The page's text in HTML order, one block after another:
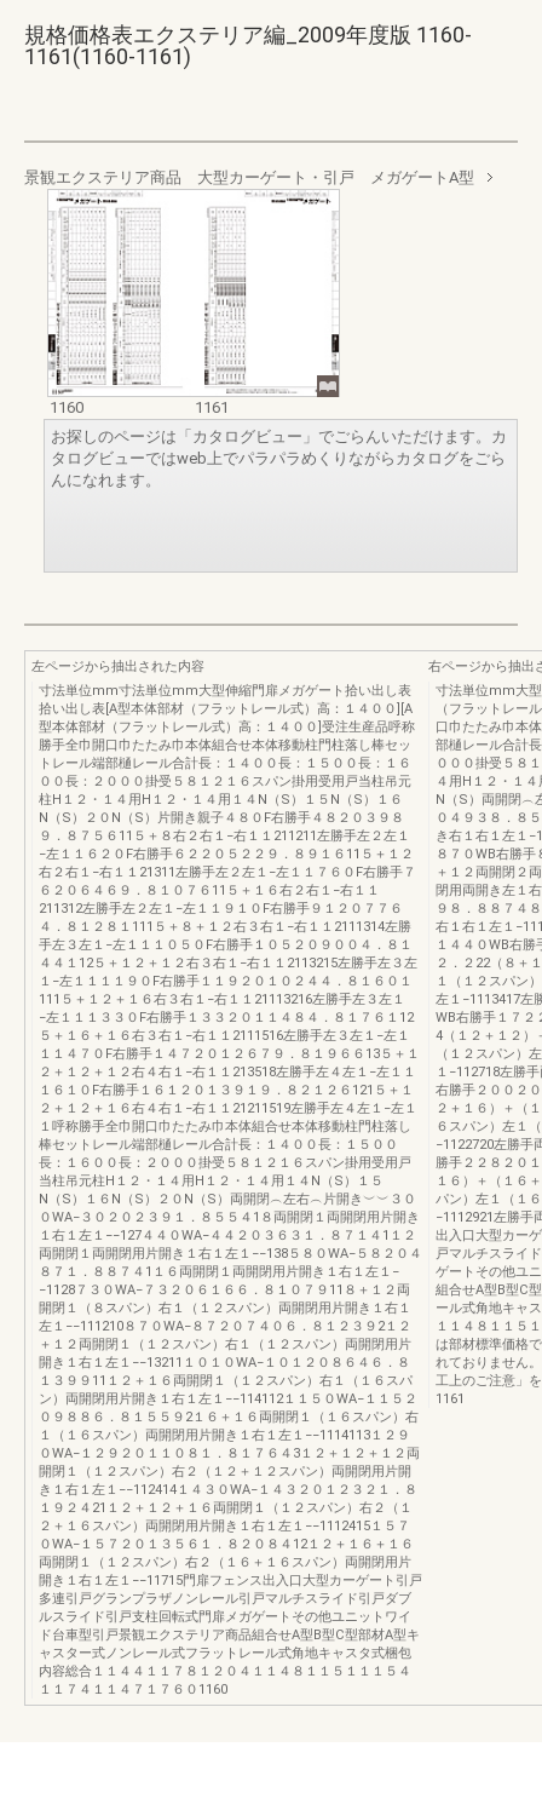
規格価格表エクステリア編_2009年度版 1160-
1161(1160-1161)
景観エクステリア商品 大型カーゲート・引戸 メガゲートA型
1160
1161
お探しのページは「カタログビュー」でごらんいただけます。カ
タログビューではweb上でパラパラめくりながらカタログをごら
んになれます。
左ページから抽出された内容
寸法単位mm寸法単位mm大型伸縮門扉メガゲート拾い出し表
拾い出し表[A型本体部材（フラットレール式）高：１４００][A
型本体部材（フラットレール式）高：１４００]受注生産品呼称
勝手全巾開口巾たたみ巾本体組合せ本体移動柱門柱落し棒セッ
トレール端部樋レール合計長：１４００長：１５００長：１６
００長：２０００掛受５８１２１６スパン掛用受用戸当柱吊元
柱H１２・１４用H１２・１４用１４N（S）１５N（S）１６
N（S）２０N（S）片開き親子４８０F右勝手４８２０３９８
９．８７５６11５＋８右２右１−右１１211211左勝手左２左１
−左１１６２０F右勝手６２２０５２２９．８９１６11５＋１２
右２右１−右１１21311左勝手左２左１−左１１７６０F右勝手７
６２０６４６９．８１０７６11５＋１６右２右１−右１１
211312左勝手左２左１−左１１９１０F右勝手９１２０７７６
４．８１２８１111５＋８＋１２右３右１−右１１2111314左勝
手左３左１−左１１１０５０F右勝手１０５２０９００４．８１
４４１12５＋１２＋１２右３右１−右１１2113215左勝手左３左
１−左１１１１９０F右勝手１１９２０１０２４４．８１６０１
111５＋１２＋１６右３右１−右１１21113216左勝手左３左１
−左１１１３３０F右勝手１３３２０１１４８４．８１７６１12
５＋１６＋１６右３右１−右１１2111516左勝手左３左１−左１
１１４７０F右勝手１４７２０１２６７９．８１９６６13５＋１
２＋１２＋１２右４右１−右１１213518左勝手左４左１−左１１
１６１０F右勝手１６１２０１３９１９．８２１２６121５＋１
２＋１２＋１６右４右１−右１１21211519左勝手左４左１−左１
１呼称勝手全巾開口巾たたみ巾本体組合せ本体移動柱門柱落し
棒セットレール端部樋レール合計長：１４００長：１５００
長：１６００長：２０００掛受５８１２１６スパン掛用受用戸
当柱吊元柱H１２・１４用H１２・１４用１４N（S）１５
N（S）１６N（S）２０N（S）両開閉︵左右︵片開き︶︶３０
０WA−３０２０２３９１．８５５４1８両開閉１両開閉用片開き
１右１左１−−127４４０WA−４４２０３６３１．８７１４1１２
両開閉１両開閉用片開き１右１左１−−138５８０WA−５８２０４
８７１．８８７４1１６両開閉１両開閉用片開き１右１左１−
−1128７３０WA−７３２０６１６６．８１０７９11８＋１２両
開閉１（８スパン）右１（１２スパン）両開閉用片開き１右１
左１−−111210８７０WA−８７２０７４０６．８１２３９2１２
＋１２両開閉１（１２スパン）右１（１２スパン）両開閉用片
開き１右１左１−−13211１０１０WA−１０１２０８６４６．８
１３９９11１２＋１６両開閉１（１２スパン）右１（１６スパ
ン）両開閉用片開き１右１左１−−114112１１５０WA−１１５２
０９８８６．８１５５９2１６＋１６両開閉１（１６スパン）右
１（１６スパン）両開閉用片開き１右１左１−−1114113１２９
０WA−１２９２０１１０８１．８１７６４3１２＋１２＋１２両
開閉１（１２スパン）右２（１２＋１２スパン）両開閉用片開
き１右１左１−−112414１４３０WA−１４３２０１２３２１．８
１９２４21１２＋１２＋１６両開閉１（１２スパン）右２（１
２＋１６スパン）両開閉用片開き１右１左１−−1112415１５７
０WA−１５７２０１３５６１．８２０８４12１２＋１６＋１６
両開閉１（１２スパン）右２（１６＋１６スパン）両開閉用片
開き１右１左１−−11715門扉フェンス出入口大型カーゲート引戸
多連引戸グランプラザノンレール引戸マルチスライド引戸ダブ
ルスライド引戸支柱回転式門扉メガゲートその他ユニットワイ
ド台車型引戸景観エクステリア商品組合せA型B型C型部材A型キ
ャスター式ノンレール式フラットレール式角地キャスタ式梱包
内容総合１１４４１１７８１２０４１１４８１１５１１１５４
１１７４１１４７１７６０1160
右ページから抽出
寸法単位mm大
（フラットレー
口巾たたみ巾本
部樋レール合計
０００掛受５８
４用H１２・１
N（S）両開閉︵
０４９３８．８
き右１右１左１
８７０WB右勝
＋１２両開閉２
閉用両開き左１
９８．８８７４
右１右１左１
１４４０WB右
２．２22（８＋
１（１２スパン
左１−1113417左
WB右勝手１７２
4（１２＋１２）
（１２スパン）
１−112718左勝
右勝手２００２
２＋１６）＋（
６スパン）左１
−1122720左勝手
勝手２２８２０
１６）＋（１６
パン）左１（１
−1112921左勝手
出入口大型カー
戸マルチスライ
ゲートその他ユ
組合せA型B型C
ール式角地キャ
１１４８１１５
は部材標準価格
れておりません
工上のご注意」
1161